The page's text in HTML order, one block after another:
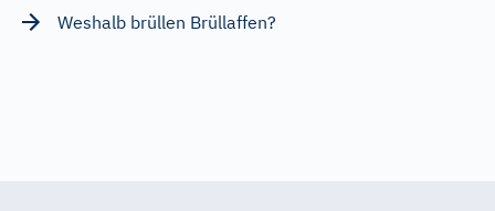
Weshalb brüllen Brüllaffen?